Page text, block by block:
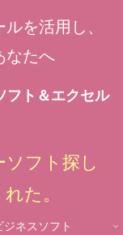
を活用し、
なたへ
フト＆エクセル
フト探し
た。
ジネスソフト